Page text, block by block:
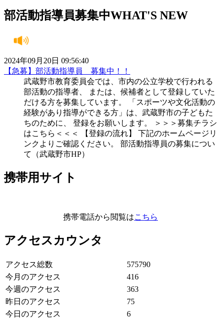
部活動指導員募集中WHAT'S NEW
2024年09月20日 09:56:40
【急募】部活動指導員 募集中！！
武蔵野市教育委員会では、市内の公立学校で行われる
部活動の指導者、 または、候補者として登録していた
だける方を募集しています。 「スポーツや文化活動の
経験があり指導ができる方」は、武蔵野市の子どもた
ちのために、 登録をお願いします。 ＞＞＞募集チラシ
はこちら＜＜＜ 【登録の流れ】 下記のホームページリ
ンクよりご確認ください。 部活動指導員の募集につい
て（武蔵野市HP）
携帯用サイト
携帯電話から閲覧はこちら
アクセスカウンタ
アクセス総数
575790
今月のアクセス
416
今週のアクセス
363
昨日のアクセス
75
今日のアクセス
6